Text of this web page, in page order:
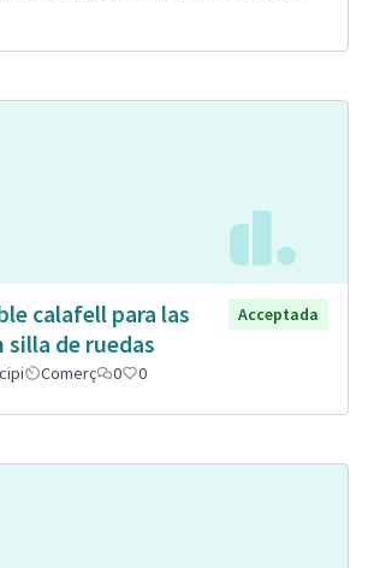
calafell para las
silla de ruedas
Acceptada
Comerç 0 0